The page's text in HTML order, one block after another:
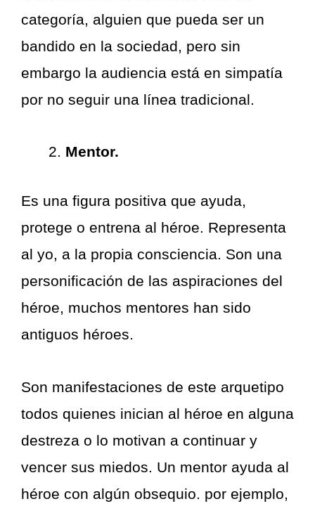
categoría, alguien que pueda ser un
bandido en la sociedad, pero sin
embargo la audiencia está en simpatía
por no seguir una línea tradicional.
Mentor.
Es una figura positiva que ayuda,
protege o entrena al héroe. Representa
al yo, a la propia consciencia. Son una
personificación de las aspiraciones del
héroe, muchos mentores han sido
antiguos héroes.
Son manifestaciones de este arquetipo
todos quienes inician al héroe en alguna
destreza o lo motivan a continuar y
vencer sus miedos. Un mentor ayuda al
héroe con algún obsequio. por ejemplo,